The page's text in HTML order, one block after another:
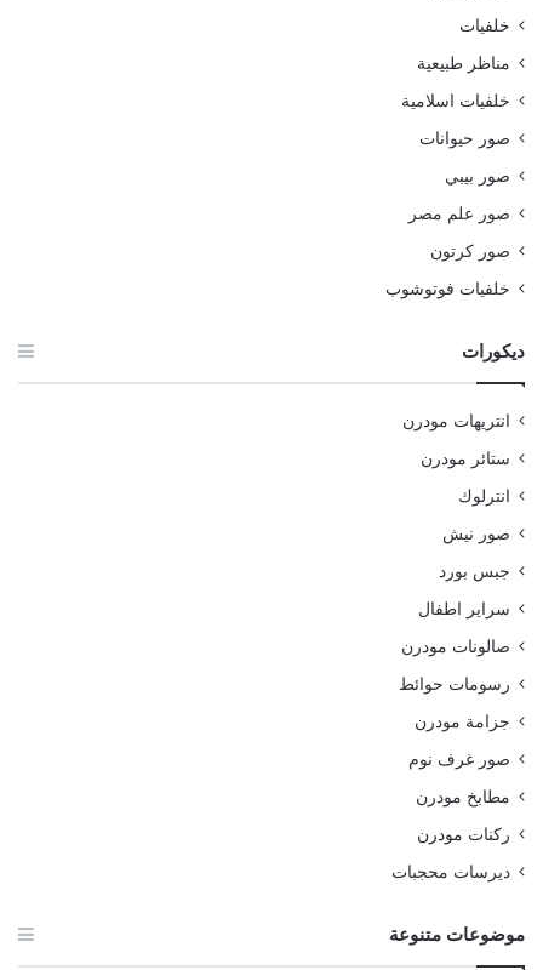
خلفيات
مناظر طبيعية
خلفيات اسلامية
صور حيوانات
صور بيبي
صور علم مصر
صور كرتون
خلفيات فوتوشوب
ديكورات
انتريهات مودرن
ستائر مودرن
انترلوك
صور نيش
جبس بورد
سراير اطفال
صالونات مودرن
رسومات حوائط
جزامة مودرن
صور غرف نوم
مطابخ مودرن
ركنات مودرن
ديرسات محجبات
موضوعات متنوعة